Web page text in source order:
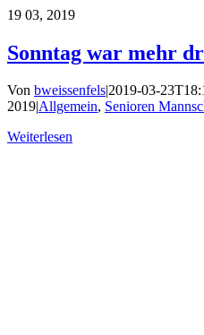
19 03, 2019
Sonntag war mehr
Von bweissenfels|2019-03-
2019|Allgemein, Senioren
Weiterlesen